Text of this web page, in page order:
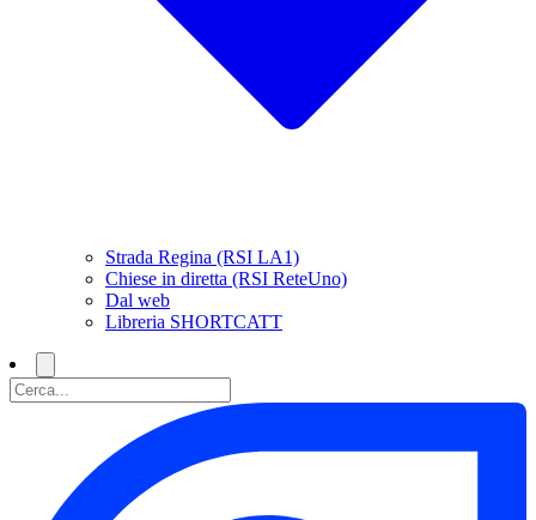
Strada Regina (RSI LA1)
Chiese in diretta (RSI ReteUno)
Dal web
Libreria SHORTCATT